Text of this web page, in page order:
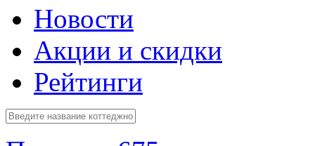
Новости
Акции и скидки
Рейтинги